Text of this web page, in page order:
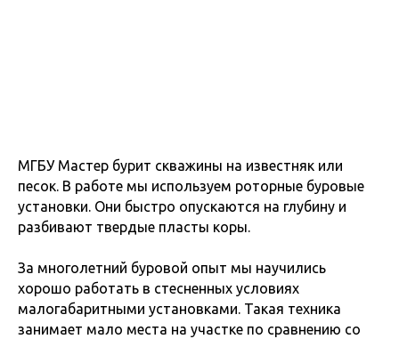
МГБУ Мастер бурит скважины на известняк или
песок. В работе мы используем роторные буровые
установки. Они быстро опускаются на глубину и
разбивают твердые пласты коры.
За многолетний буровой опыт мы научились
хорошо работать в стесненных условиях
малогабаритными установками. Такая техника
занимает мало места на участке по сравнению со